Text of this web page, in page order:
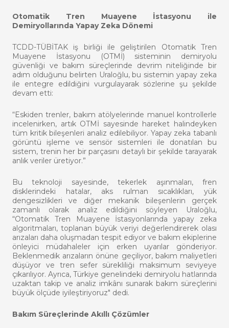
Otomatik Tren Muayene İstasyonu ile
Demiryollarında Yapay Zeka Dönemi
TCDD-TÜBİTAK iş birliği ile geliştirilen Otomatik Tren
Muayene İstasyonu (OTMİ) sisteminin demiryolu
güvenliği ve bakım süreçlerinde devrim niteliğinde bir
adım olduğunu belirten Uraloğlu, bu sistemin yapay zeka
ile entegre edildiğini vurgulayarak sözlerine şu şekilde
devam etti:
“Eskiden trenler, bakım atölyelerinde manuel kontrollerle
incelenirken, artık OTMİ sayesinde hareket halindeyken
tüm kritik bileşenleri analiz edilebiliyor. Yapay zeka tabanlı
görüntü işleme ve sensör sistemleri ile donatılan bu
sistem, trenin her bir parçasını detaylı bir şekilde tarayarak
anlık veriler üretiyor.”
Bu teknoloji sayesinde, tekerlek aşınmaları, fren
disklerindeki hatalar, aks rulman sıcaklıkları, yük
dengesizlikleri ve diğer mekanik bileşenlerin gerçek
zamanlı olarak analiz edildiğini söyleyen Uraloğlu,
“Otomatik Tren Muayene İstasyonlarında yapay zeka
algoritmaları, toplanan büyük veriyi değerlendirerek olası
arızaları daha oluşmadan tespit ediyor ve bakım ekiplerine
önleyici müdahaleler için erken uyarılar gönderiyor.
Beklenmedik arızaların önüne geçiliyor, bakım maliyetleri
düşüyor ve tren sefer sürekliliği maksimum seviyeye
çıkarılıyor. Ayrıca, Türkiye genelindeki demiryolu hatlarında
uzaktan takip ve analiz imkânı sunarak bakım süreçlerini
büyük ölçüde iyileştiriyoruz" dedi.
Bakım Süreçlerinde Akıllı Çözümler